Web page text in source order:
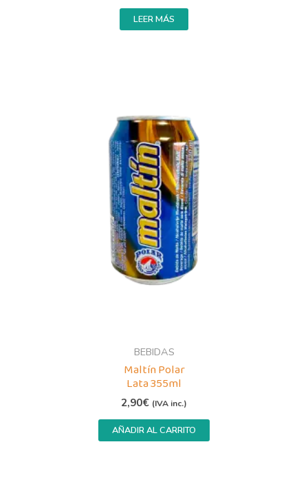
LEER MÁS
BEBIDAS
Maltín Polar
Lata 355ml
2,90€ (IVA inc.)
AÑADIR AL CARRITO